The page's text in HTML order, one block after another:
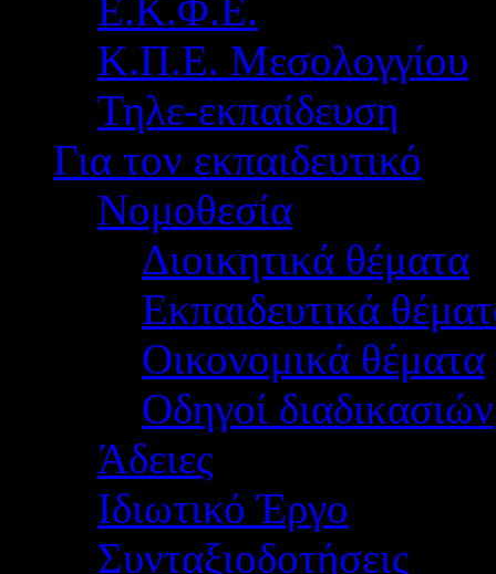
Ε.Κ.Φ.Ε.
Κ.Π.Ε. Μεσολογγίου
Τηλε-εκπαίδευση
Για τον εκπαιδευτικό
Νομοθεσία
Διοικητικά θέματα
Εκπαιδευτικά
Οικονομικά θέματα
Οδηγοί διαδικασιών
Άδειες
Ιδιωτικό Έργο
Συνταξιοδοτήσεις